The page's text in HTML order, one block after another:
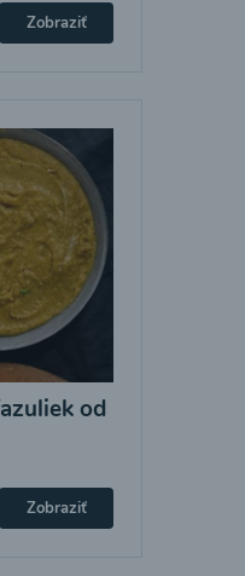
Zobraziť
od
Zobraziť